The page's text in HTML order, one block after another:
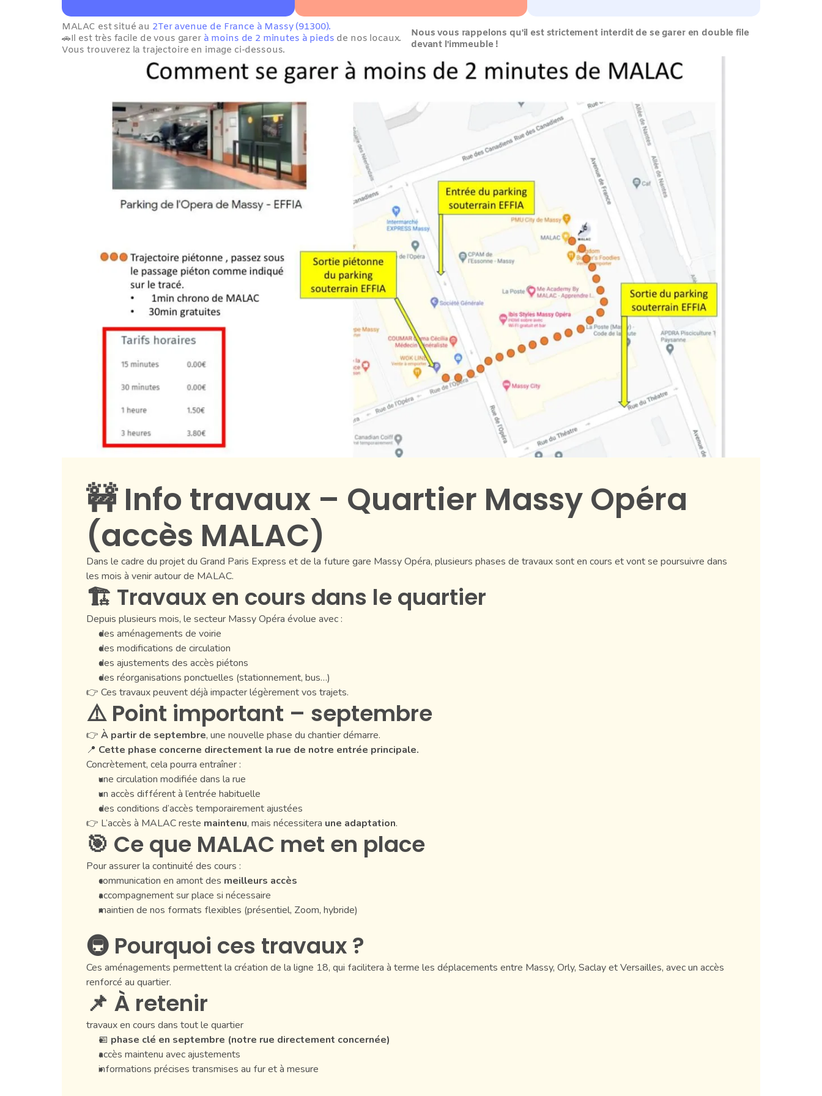
MALAC est situé au 2Ter avenue de France à Massy (91300).
🚗Il est très facile de vous garer à moins de 2 minutes à pieds de nos locaux.
Vous trouverez la trajectoire en image ci-dessous.
Nous vous rappelons qu'il est strictement interdit de se garer en double file
devant l'immeuble !
🚧 Info travaux – Quartier Massy Opéra
(accès MALAC)
Dans le cadre du projet du Grand Paris Express et de la future gare Massy Opéra, plusieurs phases de travaux sont en cours et vont se poursuivre dans
les mois à venir autour de MALAC.
🏗️ Travaux en cours dans le quartier
Depuis plusieurs mois, le secteur Massy Opéra évolue avec :
des aménagements de voirie
des modifications de circulation
des ajustements des accès piétons
des réorganisations ponctuelles (stationnement, bus…)
👉 Ces travaux peuvent déjà impacter légèrement vos trajets.
⚠️ Point important – septembre
👉 À partir de septembre, une nouvelle phase du chantier démarre.
📍 Cette phase concerne directement la rue de notre entrée principale.
Concrètement, cela pourra entraîner :
une circulation modifiée dans la rue
un accès différent à l’entrée habituelle
des conditions d’accès temporairement ajustées
👉 L’accès à MALAC reste maintenu, mais nécessitera une adaptation.
🎯 Ce que MALAC met en place
Pour assurer la continuité des cours :
communication en amont des meilleurs accès
accompagnement sur place si nécessaire
maintien de nos formats flexibles (présentiel, Zoom, hybride)
🚇 Pourquoi ces travaux ?
Ces aménagements permettent la création de la ligne 18, qui facilitera à terme les déplacements entre Massy, Orly, Saclay et Versailles, avec un accès
renforcé au quartier.
📌 À retenir
travaux en cours dans tout le quartier
📅 phase clé en septembre (notre rue directement concernée)
accès maintenu avec ajustements
informations précises transmises au fur et à mesure